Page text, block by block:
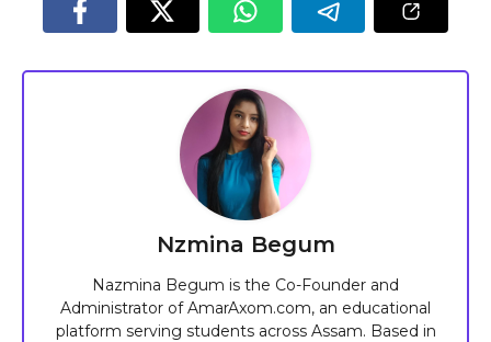
Nzmina Begum
Nazmina Begum is the Co-Founder and
Administrator of AmarAxom.com, an educational
platform serving students across Assam. Based in